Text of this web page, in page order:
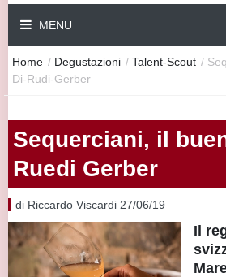
MENU
Home / Degustazioni / Talent-Scout /
Di-Rudi-Gerber
Sequerciani, il
Ruedi Gerber
di Riccardo Viscardi 27/06/19
Il